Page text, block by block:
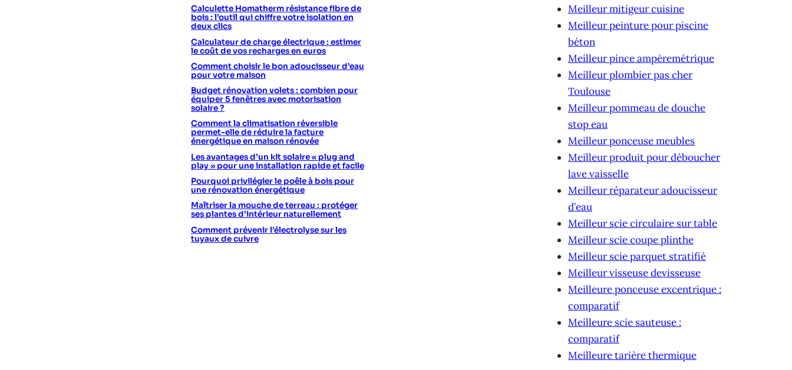
Calculette Homatherm résistance fibre de
bois : l’outil qui chiffre votre isolation en
deux clics
Calculateur de charge électrique : estimer
le coût de vos recharges en euros
Comment choisir le bon adoucisseur d’eau
pour votre maison
Budget rénovation volets : combien pour
équiper 5 fenêtres avec motorisation
solaire ?
Comment la climatisation réversible
permet-elle de réduire la facture
énergétique en maison rénovée
Les avantages d’un kit solaire « plug and
play » pour une installation rapide et facile
Pourquoi privilégier le poêle à bois pour
une rénovation énergétique
Maîtriser la mouche de terreau : protéger
ses plantes d’intérieur naturellement
Comment prévenir l’électrolyse sur les
tuyaux de cuivre
Meilleur mitigeur cuisine
Meilleur peinture pour piscine
béton
Meilleur pince ampèremétrique
Meilleur plombier pas cher
Toulouse
Meilleur pommeau de douche
stop eau
Meilleur ponceuse meubles
Meilleur produit pour déboucher
lave vaisselle
Meilleur réparateur adoucisseur
d’eau
Meilleur scie circulaire sur table
Meilleur scie coupe plinthe
Meilleur scie parquet stratifié
Meilleur visseuse devisseuse
Meilleure ponceuse excentrique :
comparatif
Meilleure scie sauteuse :
comparatif
Meilleure tarière thermique